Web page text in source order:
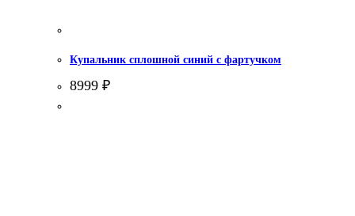
Купальник сплошной синий с фартучком
8999 ₽